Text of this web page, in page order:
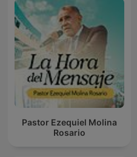
Pastor Ezequiel Molina
Rosario